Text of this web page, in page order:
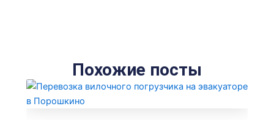
Похожие посты